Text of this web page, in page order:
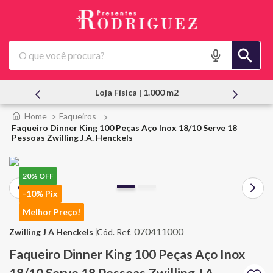
O que você procura?
1.000 m2 Atendimento Pessoal
Faqueiros
Faqueiro Dinner King 100 Peças Aço Inox 18/10 Serve 18
Pessoas Zwilling J.A. Henckels
20% OFF
-10% Pix
Melhor Preço!
070411000
Zwilling J A Henckels
Faqueiro Dinner King 100 Peças Aço Inox